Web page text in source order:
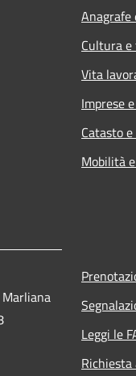
Cultura
Vita
Imprese
Catasto
Mobilità
Leggi le